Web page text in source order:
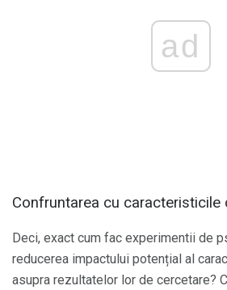
ad
Confruntarea cu caracteristicile
Deci, exact cum fac experimentii de
reducerea impactului potențial al
asupra rezultatelor lor de cercetare?